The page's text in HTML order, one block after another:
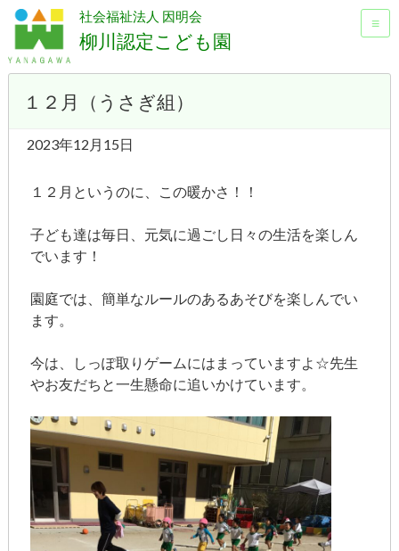
≡
社会福祉法人 因明会
柳川認定こども園
１２月（うさぎ組）
2023年12月15日
１２月というのに、この暖かさ！！
子ども達は毎日、元気に過ごし日々の生活を楽しん
でいます！
園庭では、簡単なルールのあるあそびを楽しんでい
ます。
今は、しっぽ取りゲームにはまっていますよ☆先生
やお友だちと一生懸命に追いかけています。